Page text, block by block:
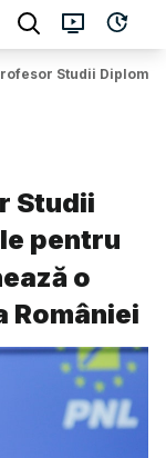
Studii
Studii
pentru
o
României